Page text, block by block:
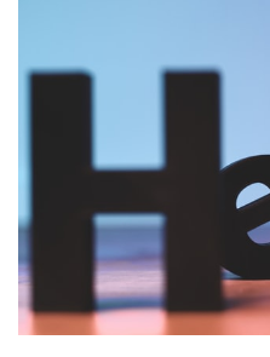
AI与算力 展品范围
边缘计算、机器狗、大数
各类应用、无人系统、数据
能硬件、区块链
AI与算力 代表参展商
AI、机器人、具身智能参